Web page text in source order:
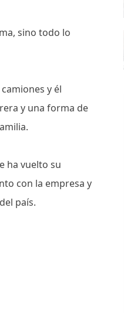
sino todo lo
y él
y una forma de
ha vuelto su
con la empresa y
país.